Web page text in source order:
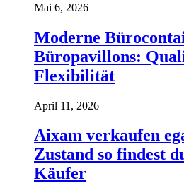
Mai 6, 2026
Moderne
Büropavillons:
Flexibilität
April 11, 2026
Aixam verkaufen
Zustand so findest
Käufer